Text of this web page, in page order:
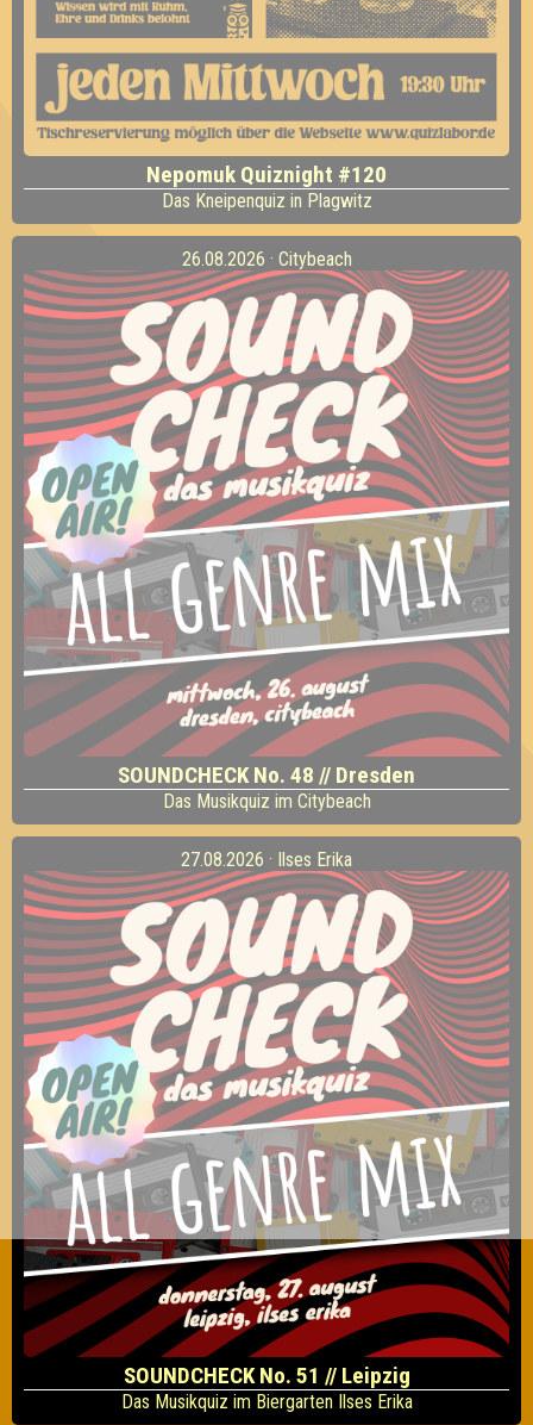
Nepomuk Quiznight #120
Das Kneipenquiz in Plagwitz
26.08.2026 · Citybeach
SOUNDCHECK No. 48 // Dresden
Das Musikquiz im Citybeach
27.08.2026 · Ilses Erika
SOUNDCHECK No. 51 // Leipzig
Das Musikquiz im Biergarten Ilses Erika